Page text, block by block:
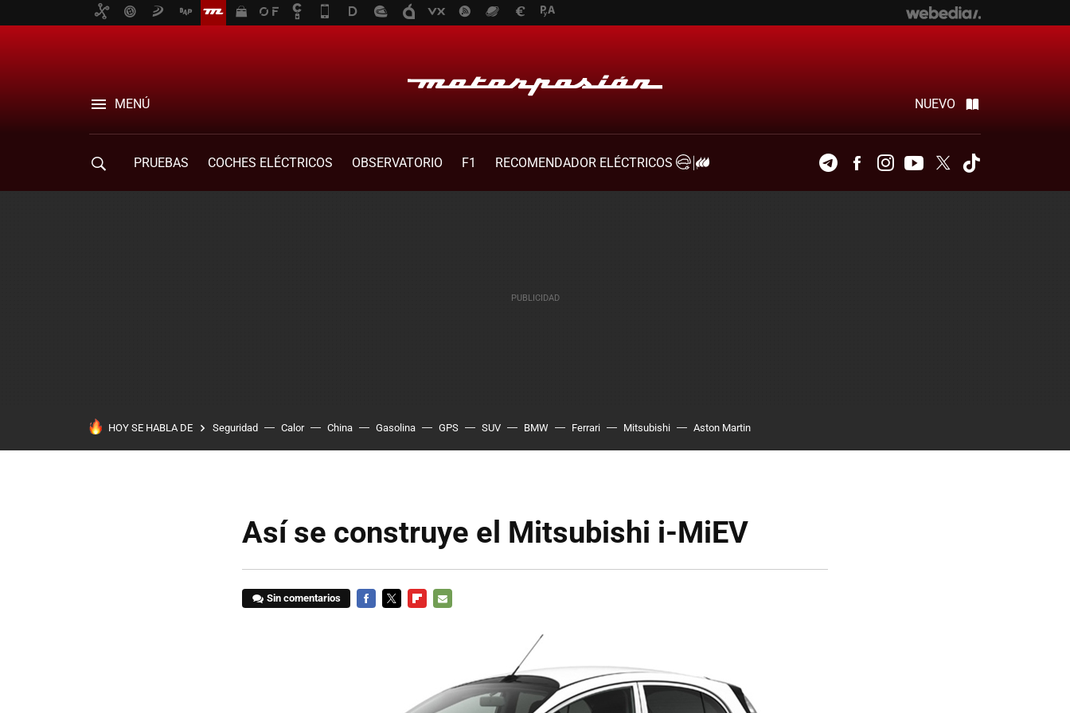
MENÚ NUEVO
PRUEBAS COCHES ELÉCTRICOS OBSERVATORIO F1
RECOMENDADOR ELÉCTRICOS
TelegramFacebookInstagramYoutubeTwitter
HOY SE HABLA DE Seguridad Calor China Gasolina GPS SUV BMW Ferrari Mitsubishi Aston Martin
Así se construye el Mitsubishi i-MiEV
Sin comentarios